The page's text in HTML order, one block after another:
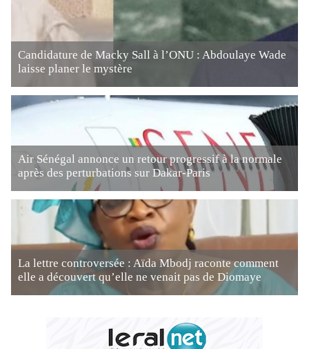
Candidature de Macky Sall à l’ONU : Abdoulaye Wade
laisse planer le mystère
Air Sénégal annonce un retour progressif à la normale
après des perturbations sur Dakar-Paris
La lettre controversée : Aïda Mbodj raconte comment
elle a découvert qu’elle ne venait pas de Diomaye